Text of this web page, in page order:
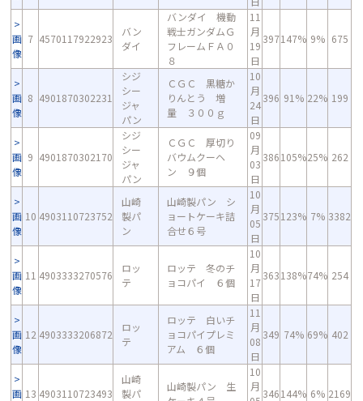
画
像
7 4570117922923
バン
ダイ
バンダイ 機動
戦士ガンダムＧ
フレームＦＡ０
８
11
月
19
日
397147% 9% 675
画
像
8 4901870302231
シジ
シー
ジャ
パン
ＣＧＣ 黒糖か
りんとう 増
量 ３００ｇ
10
月
24
日
396 91% 22% 199
画
像
9 4901870302170
シジ
シー
ジャ
パン
ＣＧＣ 厚切り
バウムクーヘ
ン ９個
09
月
03
日
386105%25% 262
画
像
10 4903110723752
山崎
製パ
ン
山崎製パン シ
ョートケーキ詰
合せ６号
10
月
05
日
375123% 7% 3382
画
像
11 4903333270576
ロッ
テ
ロッテ 冬のチ
ョコパイ ６個
10
月
17
日
363138%74% 254
画
像
12 4903333206872
ロッ
テ
ロッテ 白いチ
ョコパイプレミ
アム ６個
11
月
08
日
349 74% 69% 402
画 13 4903110723493
山崎
製パ
山崎製パン 生
10
月
346144% 6% 2169